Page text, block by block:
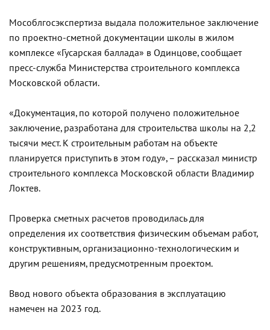
Мособлгосэкспертиза выдала положительное заключение
по проектно-сметной документации школы в жилом
комплексе «Гусарская баллада» в Одинцове, сообщает
пресс-служба Министерства строительного комплекса
Московской области.
«Документация, по которой получено положительное
заключение, разработана для строительства школы на 2,2
тысячи мест. К строительным работам на объекте
планируется приступить в этом году», – рассказал министр
строительного комплекса Московской области Владимир
Локтев.
Проверка сметных расчетов проводилась для
определения их соответствия физическим объемам работ,
конструктивным, организационно-технологическим и
другим решениям, предусмотренным проектом.
Ввод нового объекта образования в эксплуатацию
намечен на 2023 год.